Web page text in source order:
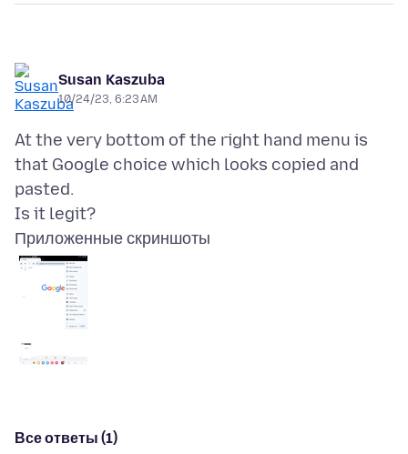
Susan Kaszuba
10/24/23, 6:23 AM
At the very bottom of the right hand menu is
that Google choice which looks copied and
pasted.
Приложенные скриншоты
Все ответы (1)